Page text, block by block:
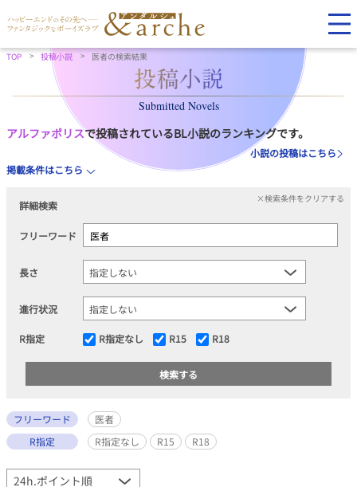
TOP 投稿小説 医者の検索結果
Submitted Novels
アルファポリスで投稿されているBL小説のランキングです。
小説の投稿はこちら
掲載条件はこちら
詳細検索
×検索条件をクリアする
フリーワード
長さ
進行状況
R指定 R指定なし R15 R18
フリーワード
医者
R指定
R指定なし R15 R18